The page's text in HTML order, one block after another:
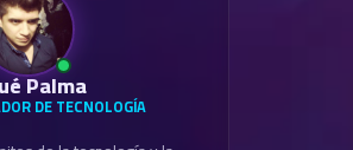
Palma
DE TECNOLOGÍA